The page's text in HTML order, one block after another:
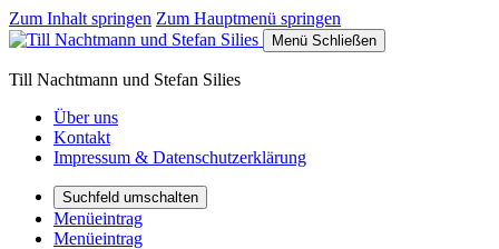
Zum Inhalt springen Zum Hauptmenü springen
Menü Schließen
Till Nachtmann und Stefan Silies
Über uns
Kontakt
Impressum & Datenschutzerklärung
Suchfeld umschalten
Menüeintrag
Menüeintrag